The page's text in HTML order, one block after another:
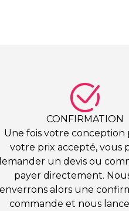
CONFIRMATION
Une fois votre conception
votre prix accepté, vous
un devis ou
payer directement.
enverrons alors une
commande et nous